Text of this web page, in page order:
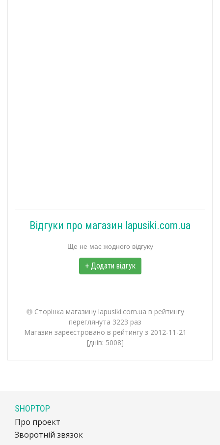
Відгуки про магазин lapusiki.com.ua
Ще не має жодного відгуку
+ Додати відгук
Сторінка магазину lapusiki.com.ua в рейтингу
переглянута 3223 раз
Магазин зареєстровано в рейтингу з 2012-11-21
[днів: 5008]
SHOPTOP
Про проект
Зворотній звязок